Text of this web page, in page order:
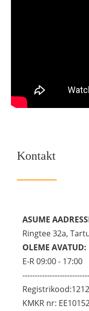
Kontakt
ASUME
Ringtee 32a,
OLEME AVATUD:
E-R 09:00 - 17:00
KMKR nr: